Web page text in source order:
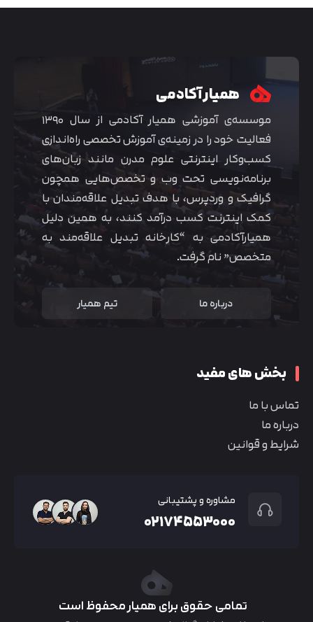
همیار آکادمی
موسسه‌ی آموزشی همیار آکادمی از سال ۱۳۹۰
فعالیت خود را در زمینه‌ی آموزش تخصصی راه‌اندازی
کسب‌و‌کار اینترنتی علوم مدرن مانند زبان‌های
برنامه‌نویسی تحت وب و تخصص‌هایی همچون
گرافیک و وردپرس، با هدف تبدیل علاقه‌مندان با
کمک اینترنت کسب درآمد کنند، به همین دلیل
همیارآکادمی به “کارخانه تبدیل علاقه‌مند به
متخصص” نام گرفت.
درباره ما تیم همیار
بخش های مفید
تماس با ما
درباره ما
شرایط و قوانین
مشاوره و پشتیبانی
۰۲۱۷۴۵۵۳۰۰۰
تمامی حقوق برای همیار محفوظ است
متوجه شدم